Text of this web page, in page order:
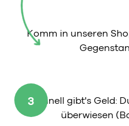
Komm in unseren
3
So schnell gibt's Geld:
überwiesen